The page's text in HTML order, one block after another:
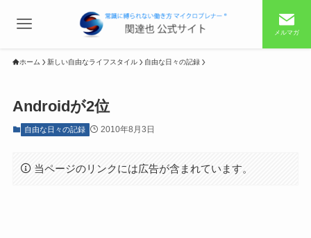
メルマガ
ホーム 新しい自由なライフスタイル 自由な日々の記録
Androidが2位
自由な日々の記録 2010年8月3日
当ページのリンクには広告が含まれています。